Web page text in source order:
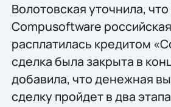
Волотовская уточнила, что
Compusoftware
расплатилась кредитом
сделка была закрыта в
добавила, что денежная
сделку пройдет в два